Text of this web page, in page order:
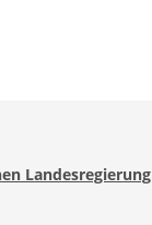
Landesregierung